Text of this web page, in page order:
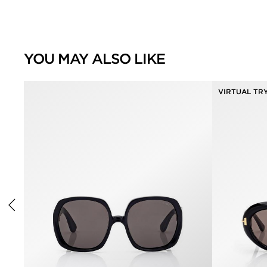
YOU MAY ALSO LIKE
VIRTUAL